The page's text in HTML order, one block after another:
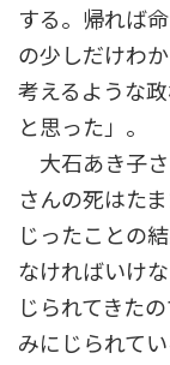
する。帰れば
の少しだけわ
考えるような
と思った」。
大石あき子さ
さんの死はた
じったことの
なければいけ
じられてきた
みにじられて